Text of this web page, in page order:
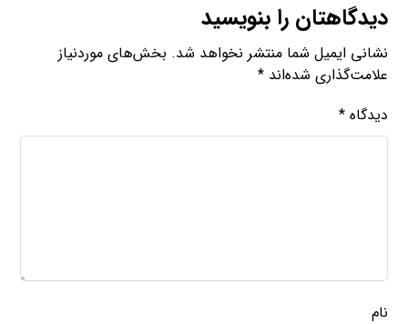
دیدگاهتان را بنویسید
نشانی ایمیل شما منتشر نخواهد شد. بخش‌های موردنیاز
علامت‌گذاری شده‌اند*
دیدگاه*
نام